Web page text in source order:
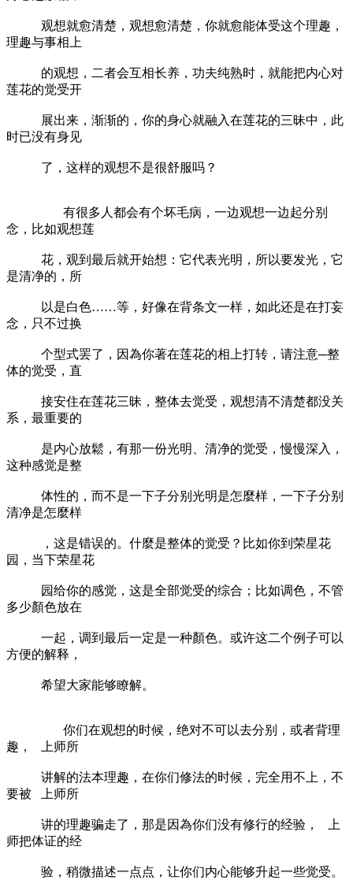
观想就愈清楚，观想愈清楚，你就愈能体受这个理趣，
理趣与事相上
的观想，二者会互相长养，功夫纯熟时，就能把内心对
莲花的觉受开
展出来，渐渐的，你的身心就融入在莲花的三昧中，此
时已没有身见
了，这样的观想不是很舒服吗？
有很多人都会有个坏毛病，一边观想一边起分别
念，比如观想莲
花，观到最后就开始想：它代表光明，所以要发光，它
是清净的，所
以是白色……等，好像在背条文一样，如此还是在打妄
念，只不过换
个型式罢了，因為你著在莲花的相上打转，请注意─整
体的觉受，直
接安住在莲花三昧，整体去觉受，观想清不清楚都没关
系，最重要的
是内心放鬆，有那一份光明、清净的觉受，慢慢深入，
这种感觉是整
体性的，而不是一下子分别光明是怎麼样，一下子分别
清净是怎麼样
，这是错误的。什麼是整体的觉受？比如你到荣星花
园，当下荣星花
园给你的感觉，这是全部觉受的综合；比如调色，不管
多少顏色放在
一起，调到最后一定是一种顏色。或许这二个例子可以
方便的解释，
希望大家能够瞭解。
你们在观想的时候，绝对不可以去分别，或者背理
趣， 上师所
讲解的法本理趣，在你们修法的时候，完全用不上，不
要被 上师所
讲的理趣骗走了，那是因為你们没有修行的经验， 上
师把体证的经
验，稍微描述一点点，让你们内心能够升起一些觉受。